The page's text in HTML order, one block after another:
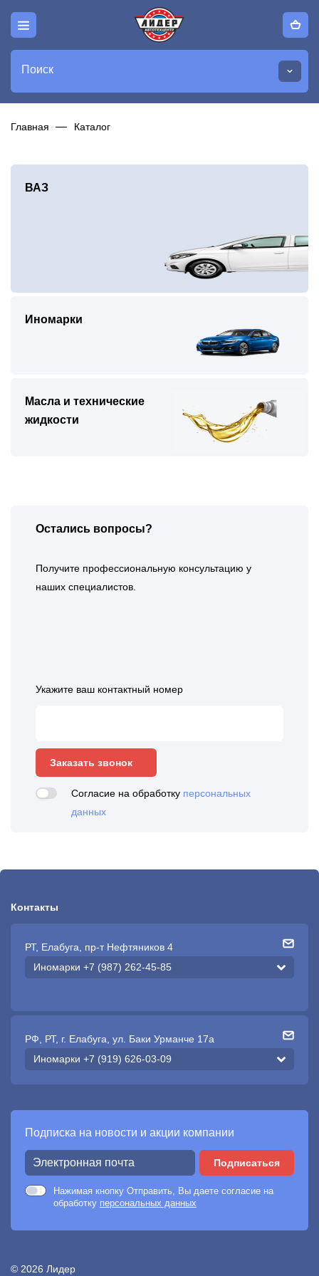
Поиск
Главная Каталог
ВАЗ
Иномарки
Масла и технические
жидкости
Остались вопросы?
Получите профессиональную консультацию у
наших специалистов.
Укажите ваш контактный номер
Заказать звонок
Согласие на обработку персональных
данных
Контакты
РТ, Елабуга, пр-т Нефтяников 4
Иномарки +7 (987) 262-45-85
РФ, РТ, г. Елабуга, ул. Баки Урманче 17а
Иномарки +7 (919) 626-03-09
Подписка на новости и акции компании
Подписаться
Нажимая кнопку Отправить, Вы даете согласие на
обработку персональных данных
© 2026 Лидер